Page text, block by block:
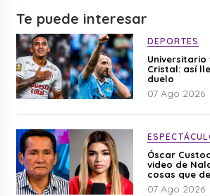
Te puede interesar
DEPORTES
Universitario
Cristal: así
duelo
07 Ago 2026
Óscar
video de
cosas que
editado”
07 Ago 2026